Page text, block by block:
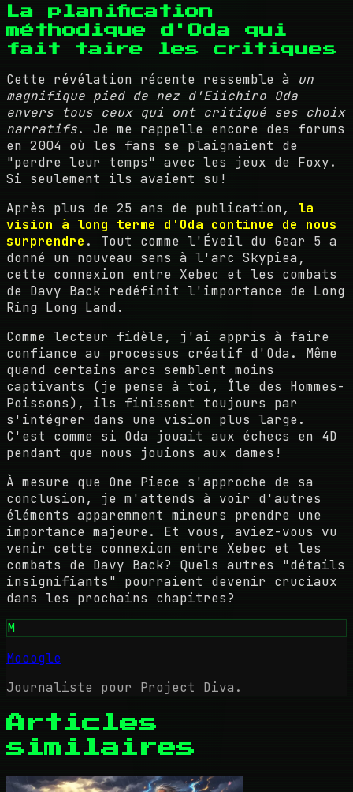
La planification
méthodique d'Oda qui
fait taire les critiques
Cette révélation récente ressemble à un
magnifique pied de nez d'Eiichiro Oda
envers tous ceux qui ont critiqué ses choix
narratifs. Je me rappelle encore des forums
en 2004 où les fans se plaignaient de
"perdre leur temps" avec les jeux de Foxy.
Si seulement ils avaient su!
Après plus de 25 ans de publication, la
vision à long terme d'Oda continue de nous
surprendre . Tout comme l'Éveil du Gear 5 a
donné un nouveau sens à l'arc Skypiea,
cette connexion entre Xebec et les combats
de Davy Back redéfinit l'importance de Long
Ring Long Land.
Comme lecteur fidèle, j'ai appris à faire
confiance au processus créatif d'Oda. Même
quand certains arcs semblent moins
captivants (je pense à toi, Île des Hommes-
Poissons), ils finissent toujours par
s'intégrer dans une vision plus large.
C'est comme si Oda jouait aux échecs en 4D
pendant que nous jouions aux dames!
À mesure que One Piece s'approche de sa
conclusion, je m'attends à voir d'autres
éléments apparemment mineurs prendre une
importance majeure. Et vous, aviez-vous vu
venir cette connexion entre Xebec et les
combats de Davy Back? Quels autres "détails
insignifiants" pourraient devenir cruciaux
dans les prochains chapitres?
M
Mooogle
Journaliste pour Project Diva.
Articles
similaires